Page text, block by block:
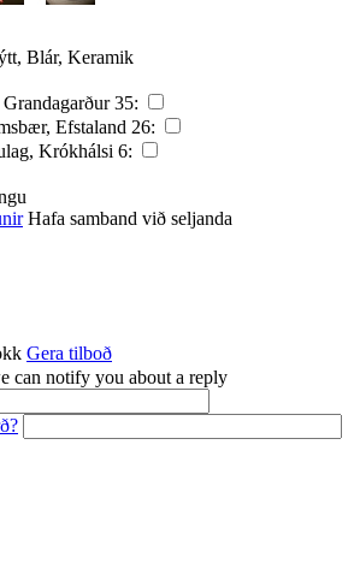
Blár, Keramik
35:
Efstaland 26:
Krókhálsi 6:
Hafa samband við seljanda
Gera tilboð
can notify you about a reply